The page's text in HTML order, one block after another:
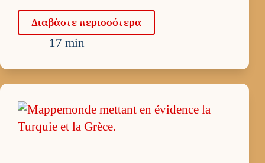
Δια­βάστε περισ­σότερα
17 min